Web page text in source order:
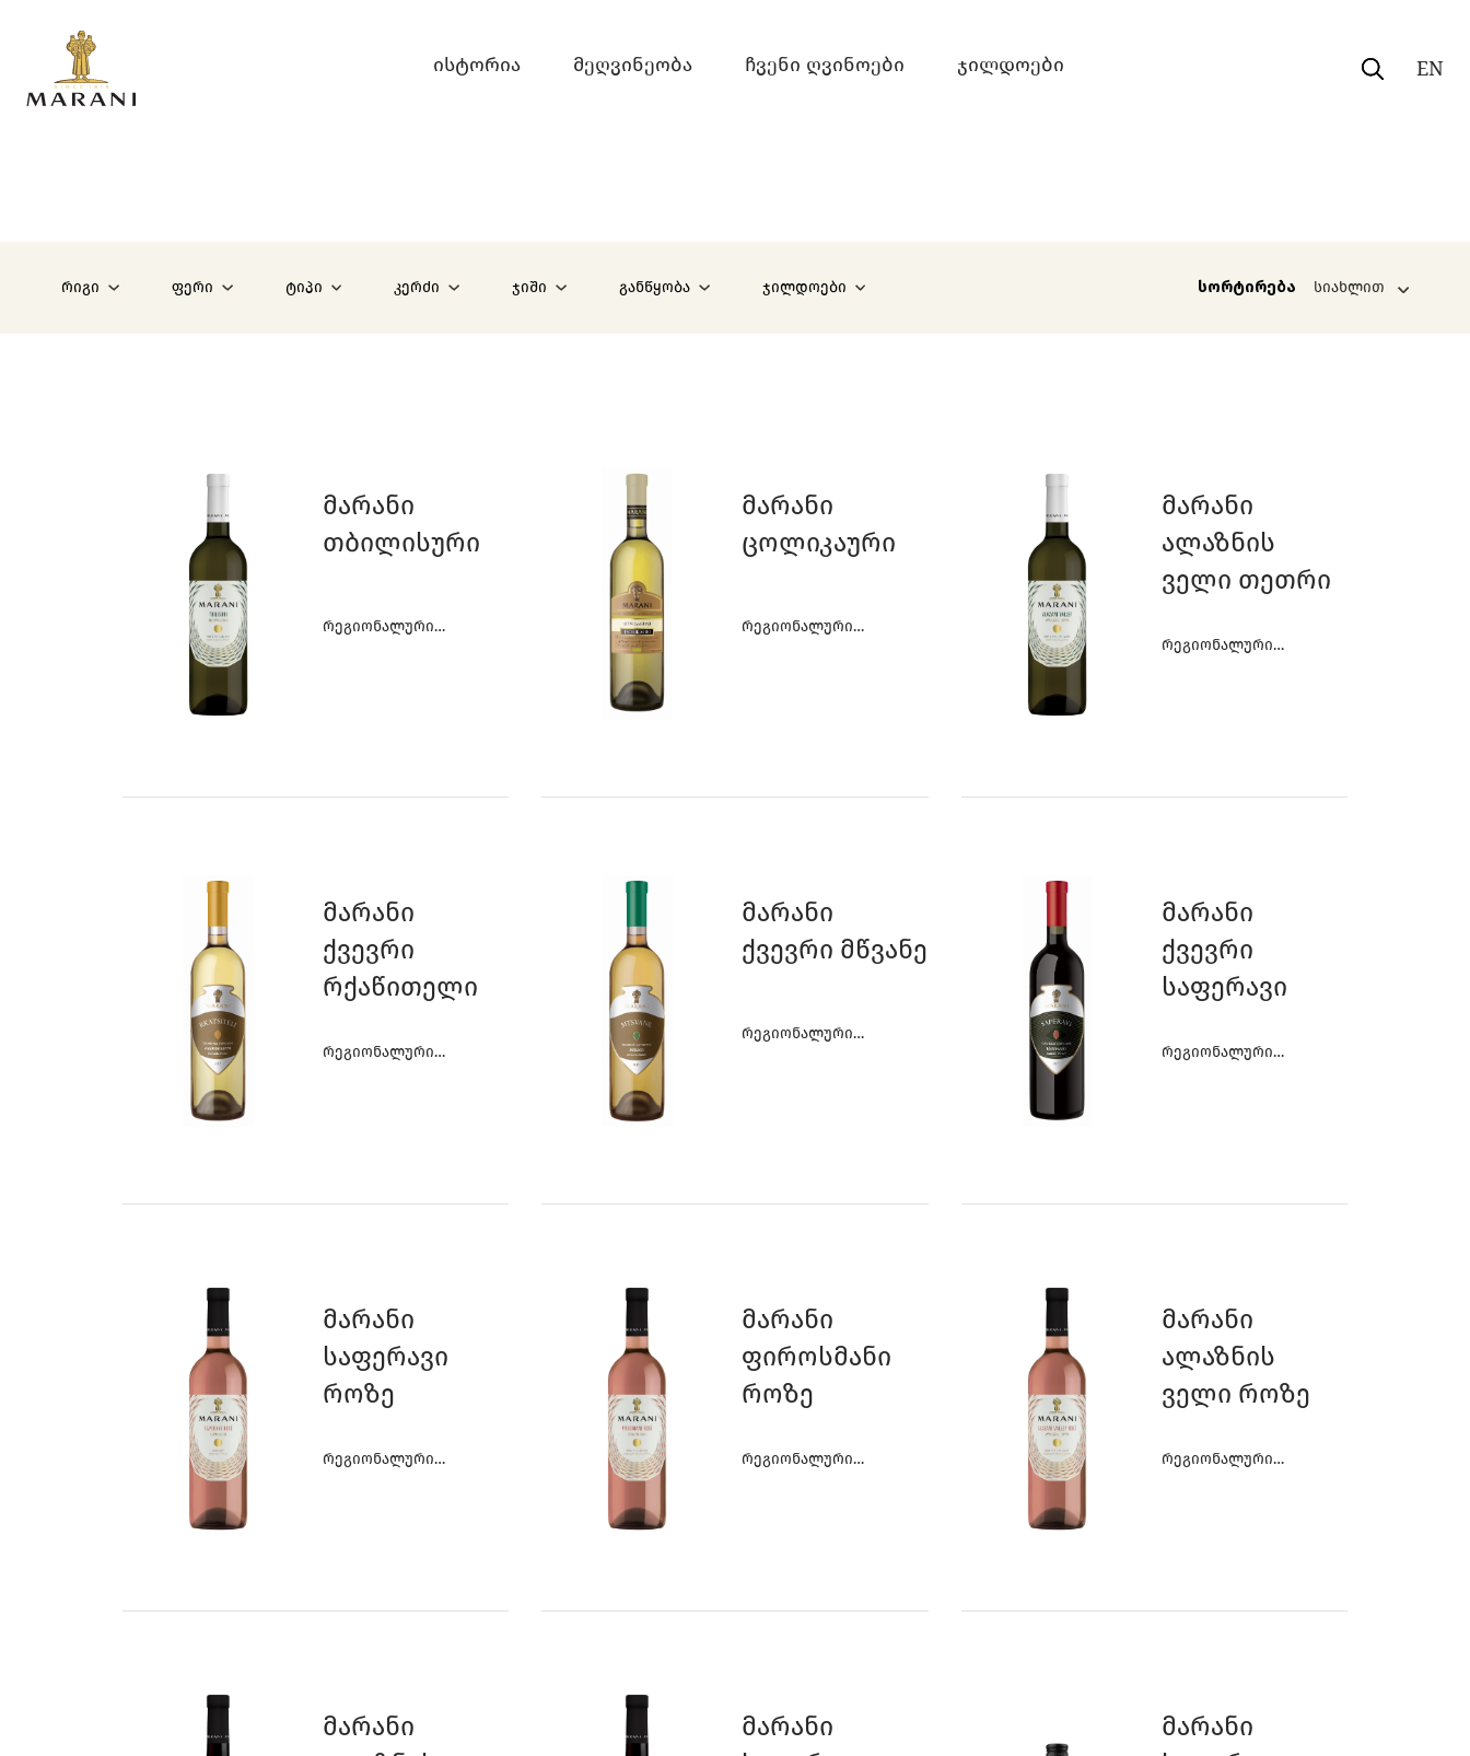
5
6
7
8
9
0
3
4
5
6
7
8
9
0
5
6
7
8
9
0
9
0
Ისტორია Მეღვინეობა Ჩვენი Ღვინოები Ჯილდოები EN
რიგი ფერი ტიპი კერძი ჯიში განწყობა ჯილდოები სორტირება სიახლით
Მარანი
Თბილისური
Რეგიონალური
Მარანი
Ცოლიკაური
Რეგიონალური
Მარანი
Ალაზნის
Ველი Თეთრი
Რეგიონალური
Მარანი
Ქვევრი
Რქაწითელი
Რეგიონალური
Მარანი
Ქვევრი Მწვანე
Რეგიონალური
Მარანი
Ქვევრი
Საფერავი
Რეგიონალური
Მარანი
Საფერავი
Როზე
Რეგიონალური
Მარანი
Ფიროსმანი
Როზე
Რეგიონალური
Მარანი
Ალაზნის
Ველი Როზე
Რეგიონალური
Მარანი
Მარანი
Მარანი